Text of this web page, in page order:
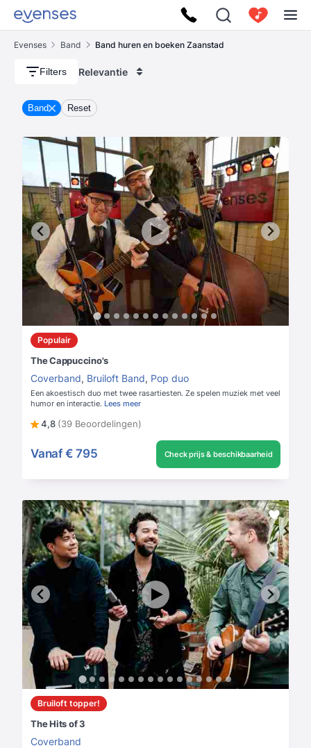
Evenses Band Band huren en boeken Zaanstad
Filters Relevantie
Band Reset
Populair
The Cappuccino's
Coverband, Bruiloft Band, Pop duo
Een akoestisch duo met twee rasartiesten. Ze spelen muziek met veel
humor en interactie. Lees meer
4,8 (39 Beoordelingen)
Vanaf € 795 Check prijs & beschikbaarheid
Bruiloft topper!
The Hits of 3
Coverband